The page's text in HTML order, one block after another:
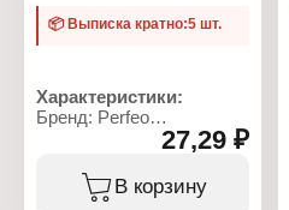
📦 Выписка кратно:5 шт.
Характеристики:
Бренд: Perfeo
Артикул: PF CR2430/5BL
Тип товара: Батарейка
Типоразмер: CR2430
27,29 ₽
В корзину